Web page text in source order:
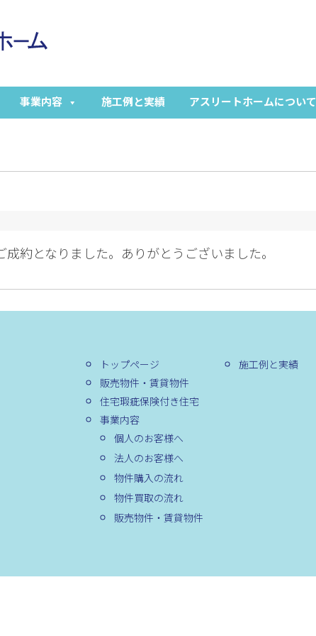
事業内容 施工例と実績 アスリートホームについて
約となりました。ありがとうございました。
トップページ
販売物件・賃貸物件
住宅瑕疵保険付き住宅
事業内容
個人のお客様へ
法人のお客様へ
物件購入の流れ
物件買取の流れ
販売物件・賃貸物件
施工例と実績